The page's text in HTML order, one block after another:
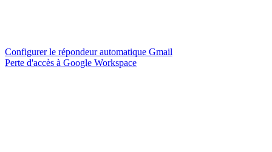
Configurer le répondeur automatique Gmail
Perte d'accès à Google Workspace